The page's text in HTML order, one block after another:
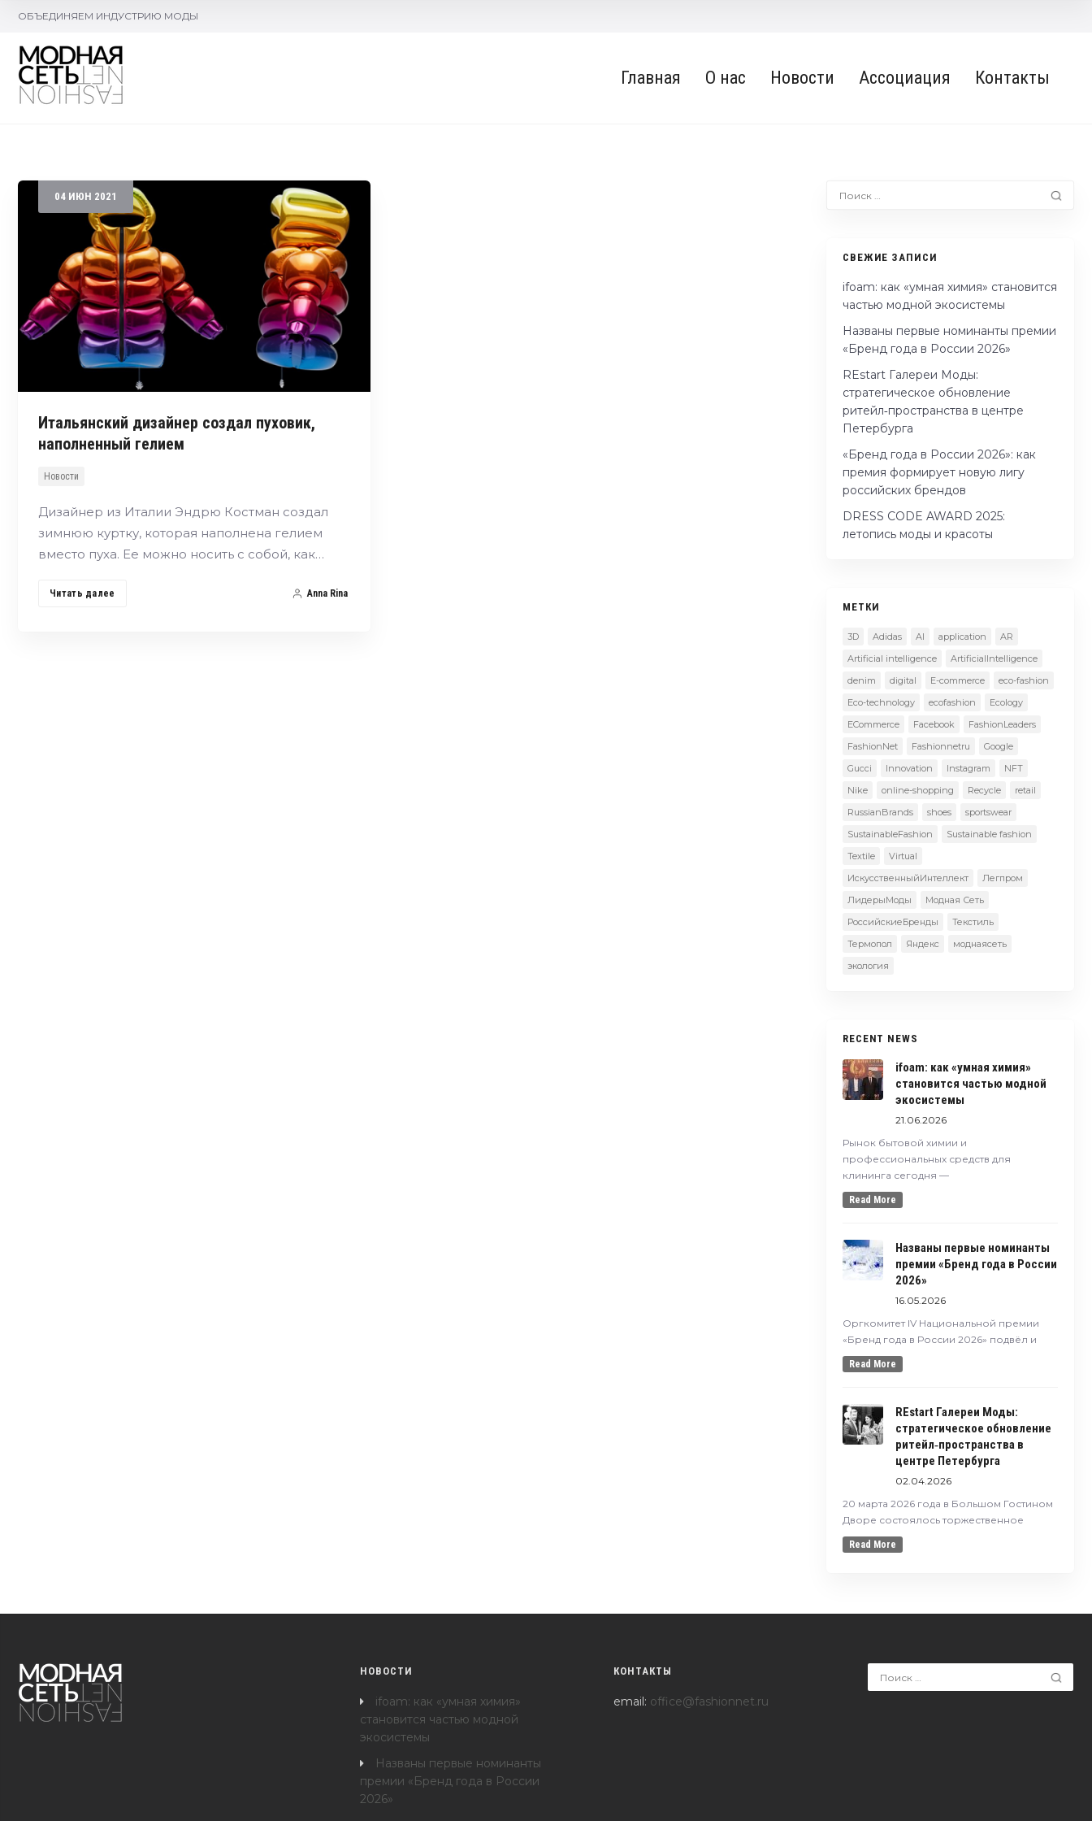
ОБЪЕДИНЯЕМ ИНДУСТРИЮ МОДЫ
Главная О нас Новости Ассоциация Контакты
04 ИЮН 2021
Итальянский дизайнер создал пуховик,
наполненный гелием
Новости
Дизайнер из Италии Эндрю Костман создал
зимнюю куртку, которая наполнена гелием
вместо пуха. Ее можно носить с собой, как…
Читать далее Anna Rina
СВЕЖИЕ ЗАПИСИ
ifoam: как «умная химия» становится
частью модной экосистемы
Названы первые номинанты премии
«Бренд года в России 2026»
REstart Галереи Моды:
стратегическое обновление
ритейл‑пространства в центре
Петербурга
«Бренд года в России 2026»: как
премия формирует новую лигу
российских брендов
DRESS CODE AWARD 2025:
летопись моды и красоты
МЕТКИ
3D Adidas AI application
AR
Artificial intelligence
ArtificialIntelligence
denim
digital E-commerce
eco-fashion
Eco-technology
ecofashion
Ecology
ECommerce
Facebook
FashionLeaders
FashionNet
Fashionnetru
Google
Gucci
Innovation Instagram
NFT
Nike
online-shopping Recycle
retail
RussianBrands
shoes
sportswear
SustainableFashion
Sustainable fashion
Textile
Virtual
ИскусственныйИнтеллект
Легпром
ЛидерыМоды
Модная Сеть
РоссийскиеБренды
Текстиль
Термопол
Яндекс
моднаясеть
экология
RECENT NEWS
ifoam: как «умная химия»
становится частью модной
экосистемы
21.06.2026
Рынок бытовой химии и
профессиональных средств для
клининга сегодня —
Read More
Названы первые номинанты
премии «Бренд года в России
2026»
16.05.2026
Оргкомитет IV Национальной премии
«Бренд года в России 2026» подвёл и
Read More
REstart Галереи Моды:
стратегическое обновление
ритейл‑пространства в
центре Петербурга
02.04.2026
20 марта 2026 года в Большом Гостином
Дворе состоялось торжественное
Read More
НОВОСТИ
ifoam: как «умная химия»
становится частью модной
экосистемы
Названы первые номинанты
премии «Бренд года в России
2026»
КОНТАКТЫ
email: office@fashionnet.ru